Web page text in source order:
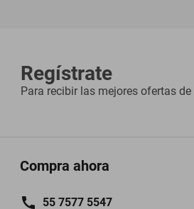
Regístrate
Para recibir las mejores ofertas de
Compra ahora
55 7577 5547